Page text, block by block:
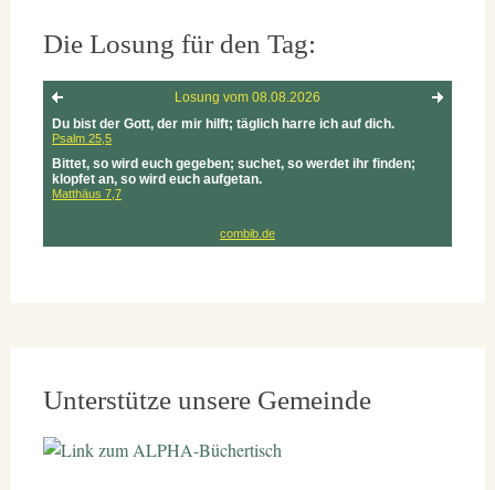
Die Losung für den Tag:
Unterstütze unsere Gemeinde